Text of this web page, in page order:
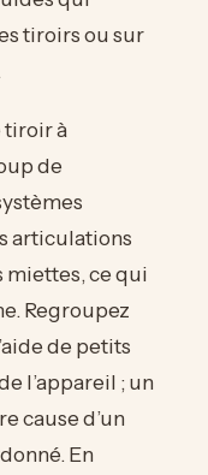
tiroirs ou sur
tiroir à
de
articulations
miettes, ce qui
Regroupez
de petits
l’appareil ; un
cause d’un
En